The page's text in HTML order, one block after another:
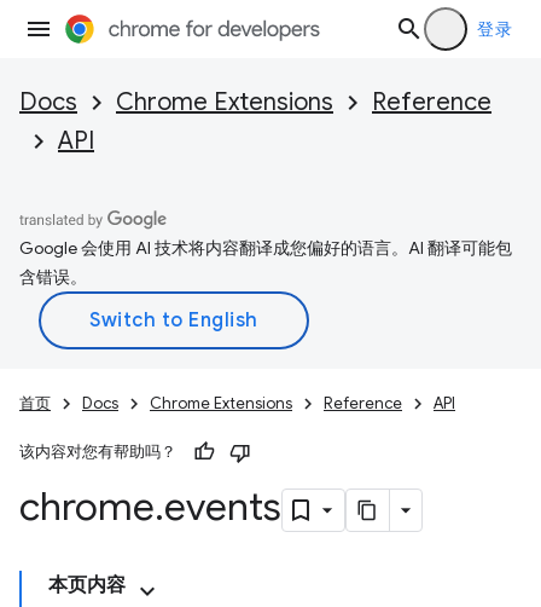
登录
Docs Chrome Extensions
Reference
API
Google 会使用 AI 技术将内容翻译成您偏好的语言。AI 翻译可能包
含错误。
首页 Docs Chrome Extensions Reference API
该内容对您有帮助吗？
chrome.events
本页内容